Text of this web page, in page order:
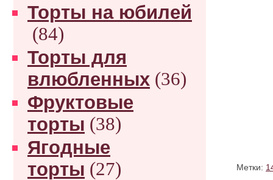
Торты на юбилей
(84)
Торты для
влюбленных (36)
Фруктовые
торты (38)
Ягодные
торты (27)
Метки: